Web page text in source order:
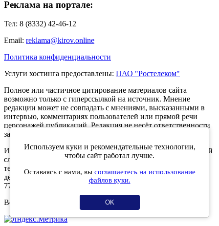
Реклама на портале:
Тел: 8 (8332) 42-46-12
Email: reklama@kirov.online
Политика конфиденциальности
Услуги хостинга предоставлены: ПАО "Ростелеком"
Полное или частичное цитирование материалов сайта
возможно только с гиперссылкой на источник. Мнение
редакции может не совпадать с мнениями, высказанными в
интервью, комментариях пользователей или прямой речи
персонажей публикаций. Редакция не несёт ответственности
за текст комментариев читателей.
Интернет-портал Kirov.online зарегистрирован в Федеральной
службе по надзору в сфере связи, информационных
технологий и массовых коммуникаций (Роскомнадзор) 5
декабря 2019 года. Регистрационный номер ЭЛ № ФС 77 -
77189.
Возрастное ограничение 12+
Используем куки и рекомендательные технологии,
чтобы сайт работал лучше.
Оставаясь с нами, вы соглашаетесь на использование
файлов куки.
OK